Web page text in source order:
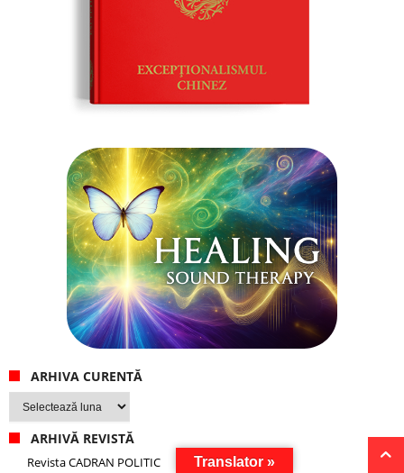
ARHIVA CURENTĂ
Arhiva
curentă
ARHIVĂ REVISTĂ
Revista CADRAN POLITIC Translator »